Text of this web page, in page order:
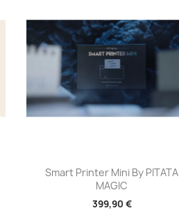
Aperçu rapide
Smart Printer Mini By PITATA
MAGIC
399,90 €